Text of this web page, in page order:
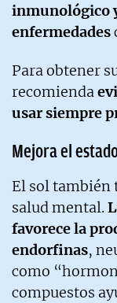
inmunológico
enfermedades
Para obtener
recomienda
usar siempre
Mejora el
El sol también
salud mental.
favorece la
endorfinas,
como
compuestos